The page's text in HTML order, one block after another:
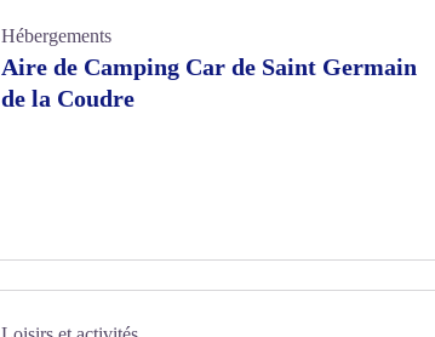
Hébergements
Aire de Camping Car de Saint Germain
de la Coudre